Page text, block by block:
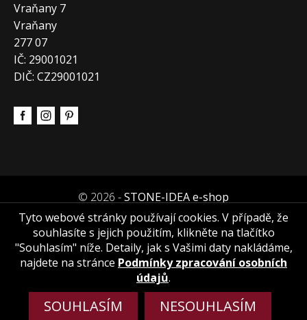
Vraňany 7
Vraňany
277 07
IČ: 29001021
DIČ: CZ29001021
© 2026 -STONE-IDEA e-shop
Tyto webové stránky používají cookies. V případě, že
souhlasíte s jejich použitím, klikněte na tlačítko
"Souhlasím" níže. Detaily, jak s Vašimi daty nakládáme,
najdete na stránce Podmínky zpracování osobních
údajů.